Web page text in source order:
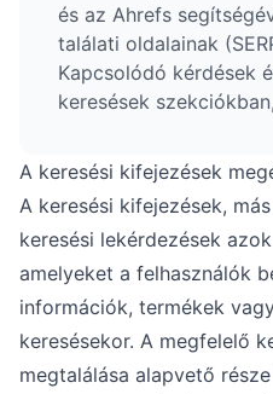
és az Ahrefs
találati oldalainak
Kapcsolódó kérdések
keresések
kihasználásával,
kulcsszavainak
módszer különböző
lehetőségeket tár fel.
A keresési kifejezések
A keresési kifejezések,
keresési lekérdezések
amelyeket a felhasználók
információk, termékek
keresésekor. A megfelelő
megtalálása alapvető